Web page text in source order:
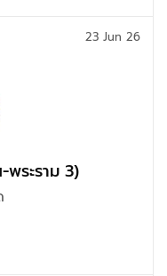
พระราม 3)
23 Jun 26